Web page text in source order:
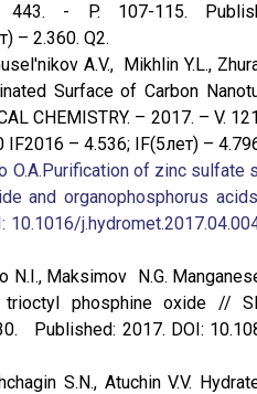
- P. 107-115.
– 2.360. Q2.
A.V., Mikhlin Y.L.,
Surface of Carbon
CHEMISTRY. – 2017. – V.
– 4.536; IF(5лет) –
O.A.Purification of zinc sulfate
and organophosphorus acids
10.1016/
N.I., Maksimov N.G.
phosphine oxide //
Published: 2017. DOI:
S.N., Atuchin V.V.